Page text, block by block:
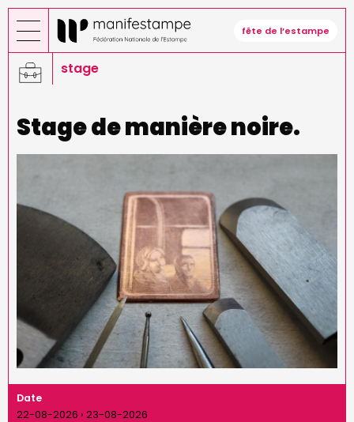
Aller
au
contenu
principal
fête de l’estampe
stage
Stage de manière noire.
Date
22-08-2026 › 23-08-2026